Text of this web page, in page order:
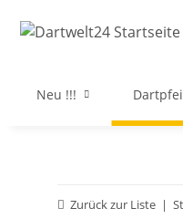
Neu !!!
Zurück zur Liste